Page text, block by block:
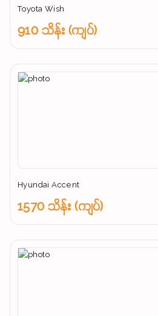
Toyota Wish
910 သိန်း (ကျပ်)
Hyundai Accent
1570 သိန်း (ကျပ်)